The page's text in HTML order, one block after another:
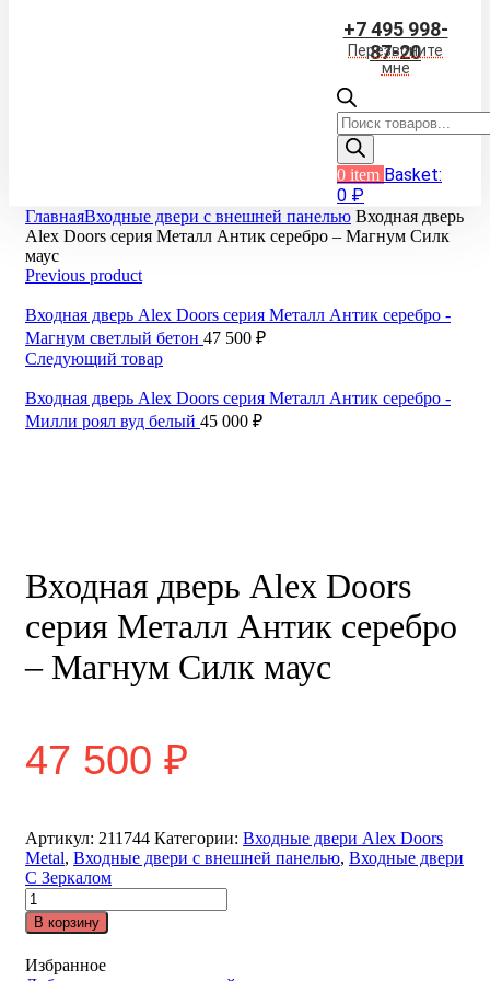
+7 495 998-
87-20
Перезвоните
мне
Поиск
товаров
0 item Basket:
0 ₽
ГлавнаяВходные двери с внешней панелью Входная дверь
Alex Doors серия Металл Антик серебро – Магнум Силк
маус
Previous product
Входная дверь Alex Doors серия Металл Антик серебро -
Магнум светлый бетон 47 500 ₽
Следующий товар
Входная дверь Alex Doors серия Металл Антик серебро -
Милли роял вуд белый 45 000 ₽
Входная дверь Alex Doors
серия Металл Антик серебро
– Магнум Силк маус
47 500 ₽
Артикул: 211744 Категории: Входные двери Alex Doors
Metal, Входные двери с внешней панелью, Входные двери
С Зеркалом
Входная
дверь
Alex
Doors
серия
В корзину
Избранное